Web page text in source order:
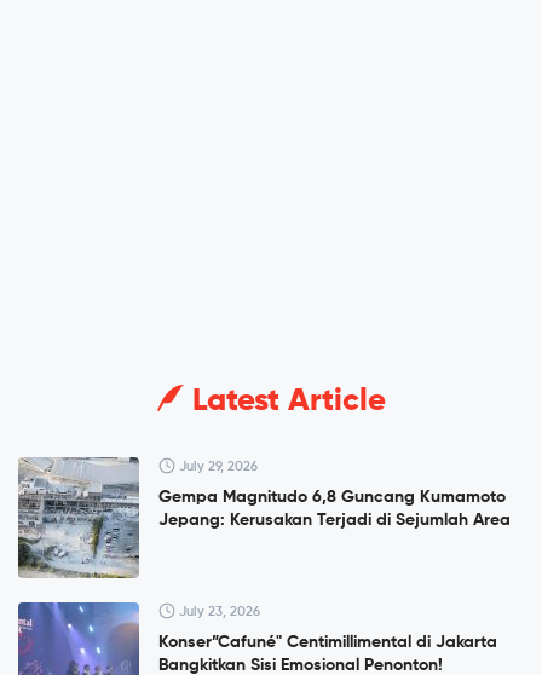
Latest Article
July 29, 2026
Gempa Magnitudo 6,8 Guncang Kumamoto
Jepang: Kerusakan Terjadi di Sejumlah Area
July 23, 2026
Konser”Cafuné" Centimillimental di Jakarta
Bangkitkan Sisi Emosional Penonton!